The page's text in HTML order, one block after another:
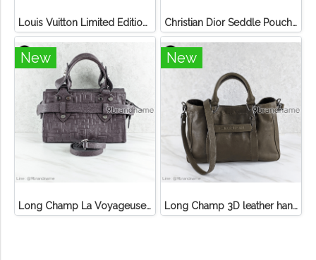
Louis Vuitton Limited Edition Monogram Canvas Sofia Coppola SC Bag Christian Dior Seddle Pouch Accessory Hand Bag
New
Long Champ La Voyageuse Bag Leather
New
Long Champ 3D leather handbag